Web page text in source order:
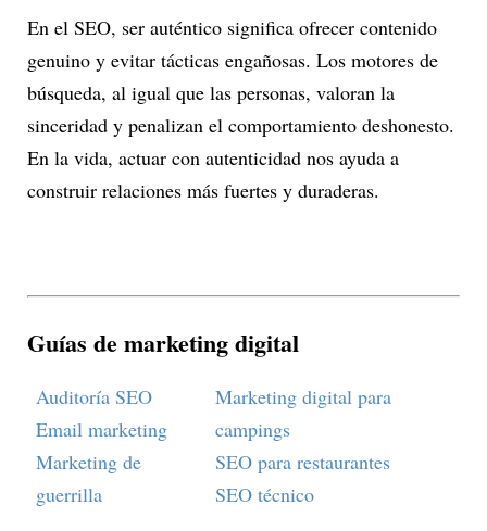
En el SEO, ser auténtico significa ofrecer contenido
genuino y evitar tácticas engañosas. Los motores de
búsqueda, al igual que las personas, valoran la
sinceridad y penalizan el comportamiento deshonesto.
En la vida, actuar con autenticidad nos ayuda a
construir relaciones más fuertes y duraderas.
Guías de marketing digital
Auditoría SEO
Email marketing
Marketing de
guerrilla
Marketing digital para
campings
SEO para restaurantes
SEO técnico